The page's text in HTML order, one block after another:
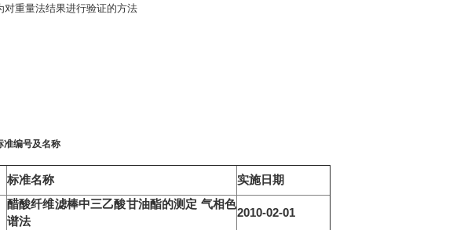
重量法结果进行验证的方法
准编号及名称
标准名称 实施日期
醋酸纤维滤棒中三乙酸甘油酯的测定 气相色
谱法
2010-02-01